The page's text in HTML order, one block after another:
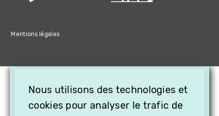
Mentions légales
Nous utilisons des technologies et
cookies pour analyser le trafic de
OFFREZ LA VIDÉO EN
CADEAU, ABONNEZ VOS